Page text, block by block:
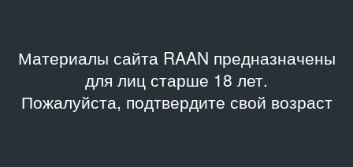
Материалы сайта RAAN предназначены
для лиц старше 18 лет.
Пожалуйста, подтвердите свой возраст